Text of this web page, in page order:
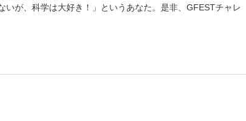
いが、科学は大好き！」というあなた。是非、GFESTチャレ